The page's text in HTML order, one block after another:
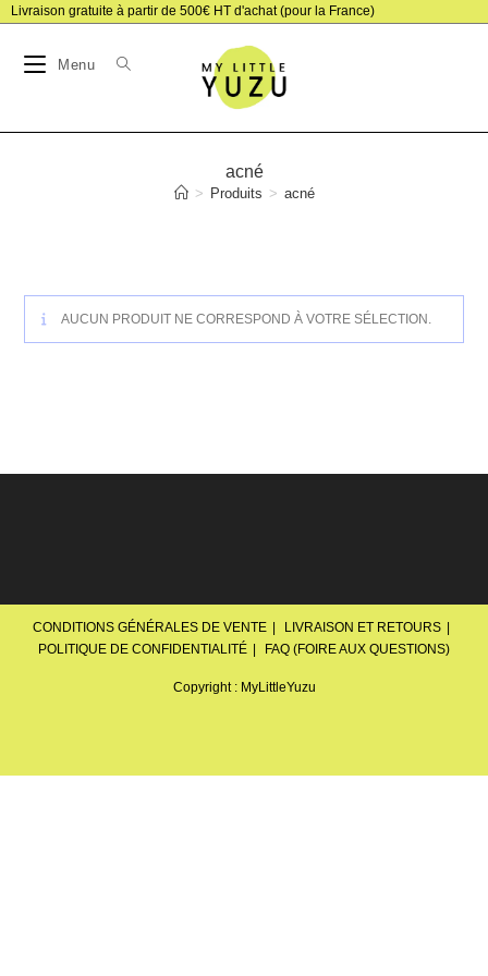
Skip
content
Livraison gratuite à partir de 500€ HT d'achat (pour la France)
Menu
acné
> Produits > acné
AUCUN PRODUIT NE CORRESPOND À VOTRE SÉLECTION.
CONDITIONS GÉNÉRALES DE VENTE
LIVRAISON ET RETOURS
POLITIQUE DE CONFIDENTIALITÉ
FAQ (FOIRE AUX QUESTIONS)
Copyright : MyLittleYuzu